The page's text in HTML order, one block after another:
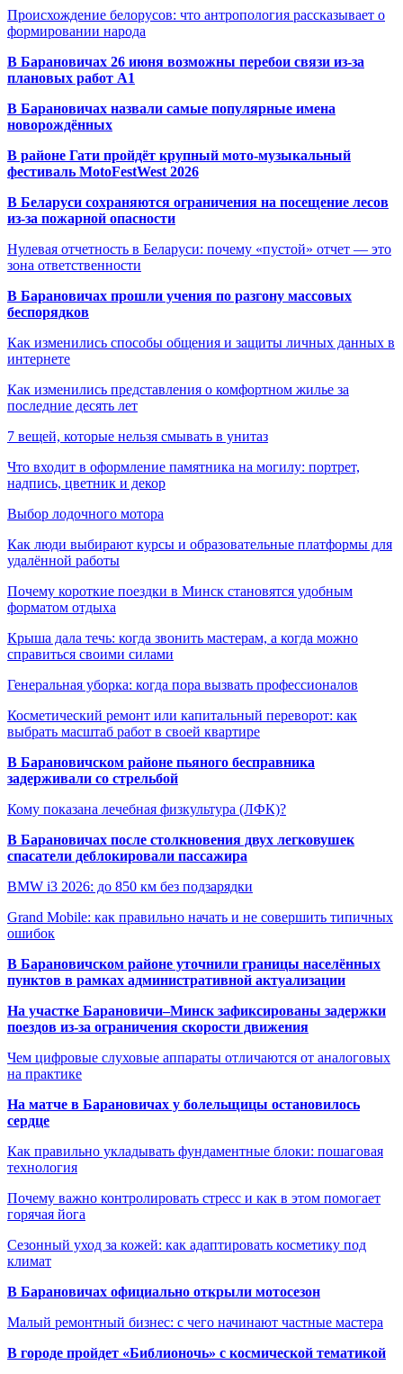
Происхождение белорусов: что антропология рассказывает о
формировании народа
В Барановичах 26 июня возможны перебои связи из-за
плановых работ A1
В Барановичах назвали самые популярные имена
новорождённых
В районе Гати пройдёт крупный мото-музыкальный
фестиваль MotoFestWest 2026
В Беларуси сохраняются ограничения на посещение лесов
из-за пожарной опасности
Нулевая отчетность в Беларуси: почему «пустой» отчет — это
зона ответственности
В Барановичах прошли учения по разгону массовых
беспорядков
Как изменились способы общения и защиты личных данных в
интернете
Как изменились представления о комфортном жилье за
последние десять лет
7 вещей, которые нельзя смывать в унитаз
Что входит в оформление памятника на могилу: портрет,
надпись, цветник и декор
Выбор лодочного мотора
Как люди выбирают курсы и образовательные платформы для
удалённой работы
Почему короткие поездки в Минск становятся удобным
форматом отдыха
Крыша дала течь: когда звонить мастерам, а когда можно
справиться своими силами
Генеральная уборка: когда пора вызвать профессионалов
Косметический ремонт или капитальный переворот: как
выбрать масштаб работ в своей квартире
В Барановичском районе пьяного бесправника
задерживали со стрельбой
Кому показана лечебная физкультура (ЛФК)?
В Барановичах после столкновения двух легковушек
спасатели деблокировали пассажира
BMW i3 2026: до 850 км без подзарядки
Grand Mobile: как правильно начать и не совершить типичных
ошибок
В Барановичском районе уточнили границы населённых
пунктов в рамках административной актуализации
На участке Барановичи–Минск зафиксированы задержки
поездов из-за ограничения скорости движения
Чем цифровые слуховые аппараты отличаются от аналоговых
на практике
На матче в Барановичах у болельщицы остановилось
сердце
Как правильно укладывать фундаментные блоки: пошаговая
технология
Почему важно контролировать стресс и как в этом помогает
горячая йога
Сезонный уход за кожей: как адаптировать косметику под
климат
В Барановичах официально открыли мотосезон
Малый ремонтный бизнес: с чего начинают частные мастера
В городе пройдет «Библионочь» с космической тематикой